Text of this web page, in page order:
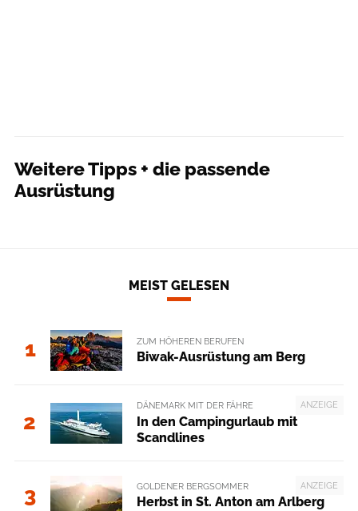
Weitere Tipps + die passende
Ausrüstung
MEIST GELESEN
1 ZUM HÖHEREN BERUFEN
Biwak-Ausrüstung am Berg
2
ANZEIGE
DÄNEMARK MIT DER FÄHRE
In den Campingurlaub mit
Scandlines
3 ANZEIGE
GOLDENER BERGSOMMER
Herbst in St. Anton am Arlberg